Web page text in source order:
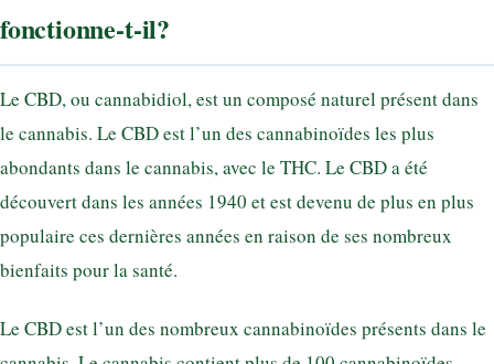
fonctionne-t-il?
Le CBD, ou cannabidiol, est un composé naturel présent dans
le cannabis. Le CBD est l’un des cannabinoïdes les plus
abondants dans le cannabis, avec le THC. Le CBD a été
découvert dans les années 1940 et est devenu de plus en plus
populaire ces dernières années en raison de ses nombreux
bienfaits pour la santé.
Le CBD est l’un des nombreux cannabinoïdes présents dans le